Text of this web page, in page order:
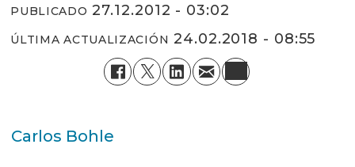
PUBLICADO 27.12.2012 - 03:02
ÚLTIMA ACTUALIZACIÓN 24.02.2018 - 08:55
Carlos Bohle